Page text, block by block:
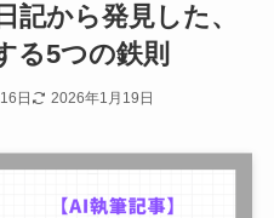
記から発見した、
る5つの鉄則
日 2026年1月19日